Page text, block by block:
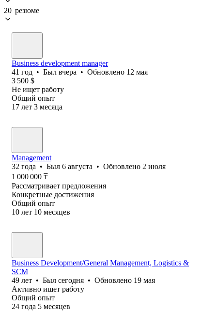
20 резюме
Business development manager
41 год • Был вчера • Обновлено 12 мая
3 500 $
Не ищет работу
Общий опыт
17 лет 3 месяца
Management
32 года • Был 6 августа • Обновлено 2 июля
1 000 000 ₸
Рассматривает предложения
Конкретные достижения
Общий опыт
10 лет 10 месяцев
Business Development/General Management, Logistics &
SCM
49 лет • Был сегодня • Обновлено 19 мая
Активно ищет работу
Общий опыт
24 года 5 месяцев